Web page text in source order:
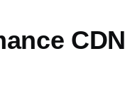
CDN